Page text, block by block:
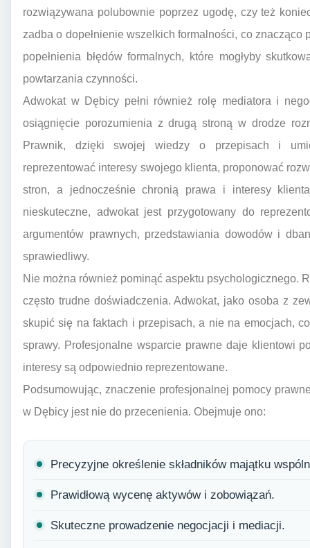
rozwiązywana polubownie poprzez ugodę, czy też
zadba o dopełnienie wszelkich formalności, co znacząco
popełnienia błędów formalnych, które mogłyby
powtarzania czynności.
Adwokat w Dębicy pełni również rolę mediatora i
osiągnięcie porozumienia z drugą stroną w drodze
Prawnik, dzięki swojej wiedzy o przepisach i
reprezentować interesy swojego klienta, proponować
stron, a jednocześnie chronią prawa i interesy
nieskuteczne, adwokat jest przygotowany do
argumentów prawnych, przedstawiania dowodów i
sprawiedliwy.
Nie można również pominąć aspektu psychologicznego.
często trudne doświadczenia. Adwokat, jako osoba z
skupić się na faktach i przepisach, a nie na emocjach,
sprawy. Profesjonalne wsparcie prawne daje klientowi
interesy są odpowiednio reprezentowane.
Podsumowując, znaczenie profesjonalnej pomocy
w Dębicy jest nie do przecenienia. Obejmuje ono:
Precyzyjne określenie składników majątku
Prawidłową wycenę aktywów i zobowiązań.
Skuteczne prowadzenie negocjacji i mediacji.